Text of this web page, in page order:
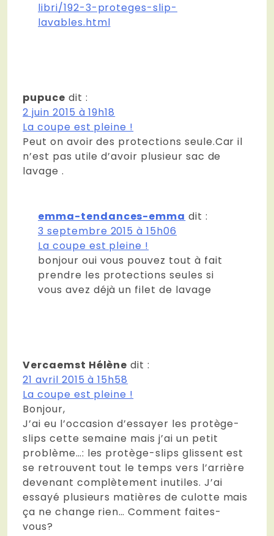
libri/192-3-proteges-slip-
lavables.html
pupuce dit :
2 juin 2015 à 19h18
La coupe est pleine !
Peut on avoir des protections seule.Car il
n’est pas utile d’avoir plusieur sac de
lavage .
emma-tendances-emma dit :
3 septembre 2015 à 15h06
La coupe est pleine !
bonjour oui vous pouvez tout à fait
prendre les protections seules si
vous avez déjà un filet de lavage
Vercaemst Hélène dit :
21 avril 2015 à 15h58
La coupe est pleine !
Bonjour,
J’ai eu l’occasion d’essayer les protège-
slips cette semaine mais j’ai un petit
problème…: les protège-slips glissent est
se retrouvent tout le temps vers l’arrière
devenant complètement inutiles. J’ai
essayé plusieurs matières de culotte mais
ça ne change rien… Comment faites-
vous?